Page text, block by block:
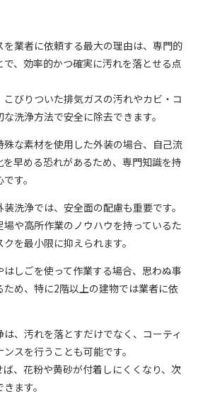
業者に依頼する最大の理由は、専門的
、効率的かつ確実に汚れを落とせる点
びりついた排気ガスの汚れやカビ・コ
洗浄方法で安全に除去できます。
な素材を使用した外装の場合、自己流
早める恐れがあるため、専門知識を持
す。
洗浄では、安全面の配慮も重要です。
や高所作業のノウハウを持っているた
を最小限に抑えられます。
しごを使って作業する場合、思わぬ事
め、特に2階以上の建物では業者に依
、汚れを落とすだけでなく、コーティ
スを行うことも可能です。
、花粉や黄砂が付着しにくくなり、次
ます。